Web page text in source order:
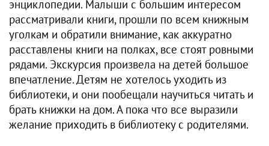
энциклопедии. Малыши с большим интересом
рассматривали книги, прошли по всем книжным
уголкам и обратили внимание, как аккуратно
расставлены книги на полках, все стоят ровными
рядами. Экскурсия произвела на детей большое
впечатление. Детям не хотелось уходить из
библиотеки, и они пообещали научиться читать и
брать книжки на дом. А пока что все выразили
желание приходить в библиотеку с родителями.